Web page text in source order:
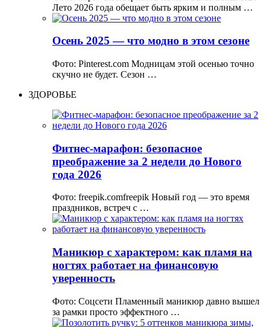
Лето 2026 года обещает быть ярким и полным …
Осень 2025 — что модно в этом сезоне
Фото: Pinterest.com Модницам этой осенью точно
скучно не будет. Сезон …
ЗДОРОВЬЕ
Фитнес-марафон: безопасное
преображение за 2 недели до Нового
года 2026
Фото: freepik.comfreepik Новый год — это время
праздников, встреч с …
Маникюр с характером: как пламя на
ногтях работает на финансовую
уверенность
Фото: Соцсети Пламенный маникюр давно вышел
за рамки просто эффектного …